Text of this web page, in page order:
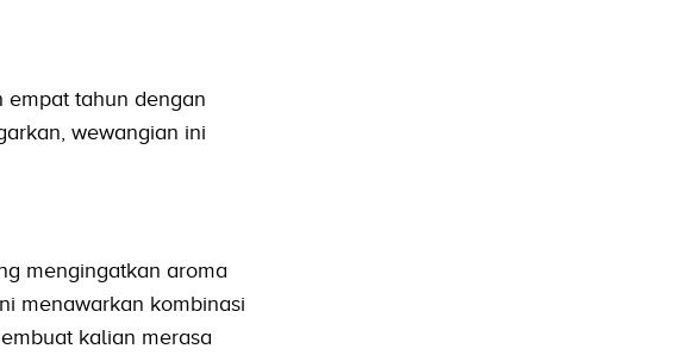
empat tahun dengan
wewangian ini
mengingatkan aroma
menawarkan kombinasi
kalian merasa